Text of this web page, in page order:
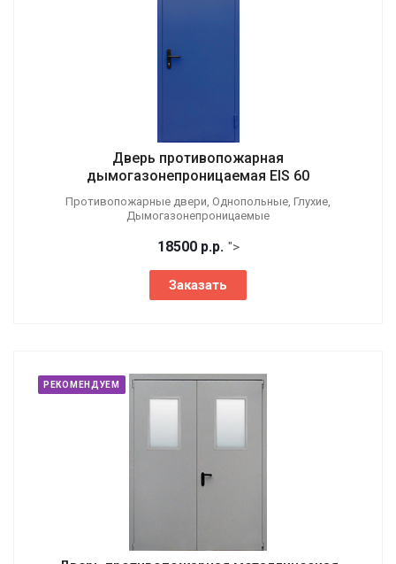
Дверь противопожарная
дымогазонепроницаемая EIS 60
Противопожарные двери, Однопольные, Глухие,
Дымогазонепроницаемые
18500 р.р. ">
Заказать
РЕКОМЕНДУЕМ